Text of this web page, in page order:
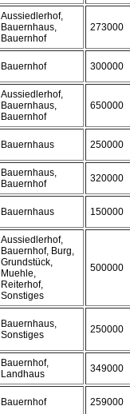
Aussiedlerhof,
Bauernhaus,
Bauernhof
273000
Bauernhof 300000
Aussiedlerhof,
Bauernhaus,
Bauernhof
650000
Bauernhaus 250000
Bauernhaus,
Bauernhof
320000
Bauernhaus 150000
Aussiedlerhof,
Bauernhof, Burg,
Grundstück,
Muehle,
Reiterhof,
Sonstiges
500000
Bauernhaus,
Sonstiges
250000
Bauernhof,
Landhaus
349000
Bauernhof 259000